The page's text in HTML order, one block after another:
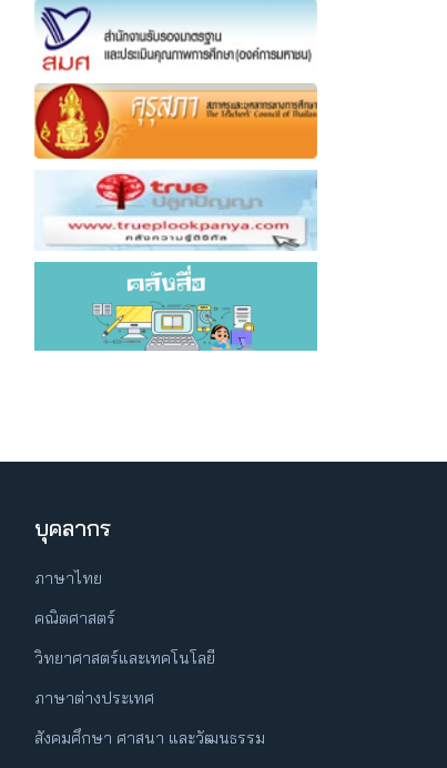
บุคลากร
ภาษาไทย
คณิตศาสตร์
วิทยาศาสตร์และเทคโนโลยี
ภาษาต่างประเทศ
สังคมศึกษา ศาสนา และวัฒนธรรม